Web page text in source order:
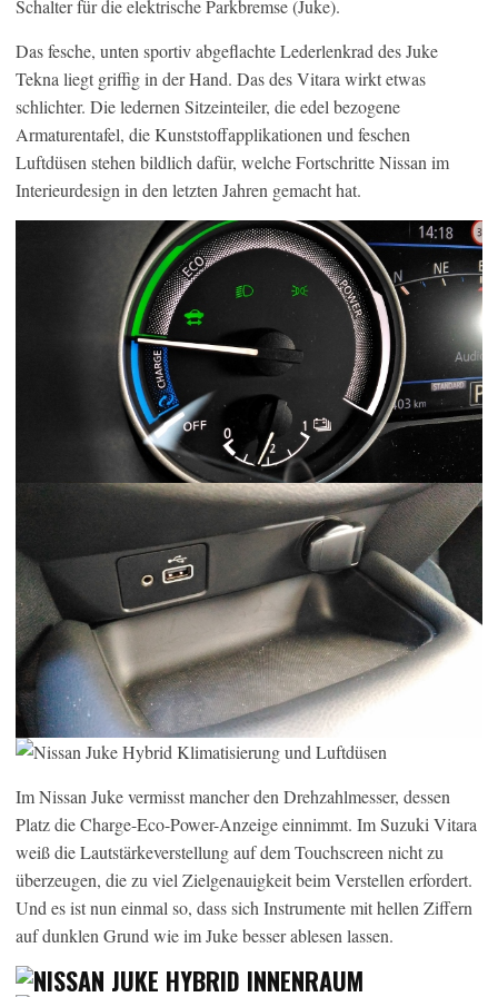
Schalter für die elektrische Parkbremse (Juke).
Das fesche, unten sportiv abgeflachte Lederlenkrad des Juke
Tekna liegt griffig in der Hand. Das des Vitara wirkt etwas
schlichter. Die ledernen Sitzeinteiler, die edel bezogene
Armaturentafel, die Kunststoffapplikationen und feschen
Luftdüsen stehen bildlich dafür, welche Fortschritte Nissan im
Interieurdesign in den letzten Jahren gemacht hat.
Im Nissan Juke vermisst mancher den Drehzahlmesser, dessen
Platz die Charge-Eco-Power-Anzeige einnimmt. Im Suzuki Vitara
weiß die Lautstärkeverstellung auf dem Touchscreen nicht zu
überzeugen, die zu viel Zielgenauigkeit beim Verstellen erfordert.
Und es ist nun einmal so, dass sich Instrumente mit hellen Ziffern
auf dunklen Grund wie im Juke besser ablesen lassen.